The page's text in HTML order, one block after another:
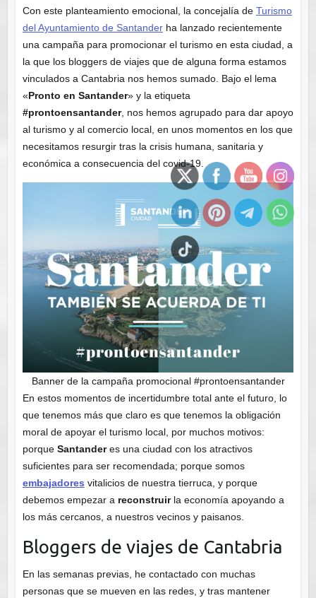
Con este planteamiento emocional, la concejalía de Turismo
del Ayuntamiento de Santanderha lanzado recientemente
una campaña para promocionar el turismo en esta ciudad, a
la que los bloggers de viajes que de alguna forma estamos
vinculados a Cantabria nos hemos sumado. Bajo el lema
«Pronto en Santander» y la etiqueta
#prontoensantander, nos hemos agrupado para dar apoyo
al turismo y al comercio local, en unos momentos en los que
necesitamos resurgir tras la crisis humana, sanitaria y
económica a consecuencia del covid-19.
Banner de la campaña promocional #prontoensantander
En estos momentos de incertidumbre total ante el futuro, lo
que tenemos más que claro es que tenemos la obligación
moral de apoyar el turismo local, por muchos motivos:
porque Santanderes una ciudad con los atractivos
suficientes para ser recomendada; porque somos
embajadores vitalicios de nuestra tierruca, y porque
debemos empezar a reconstruirla economía apoyando a
los más cercanos, a nuestros vecinos y paisanos.
Bloggers de viajes de Cantabria
En las semanas previas, he contactado con muchas
personas que se mueven en las redes, y tras mantener